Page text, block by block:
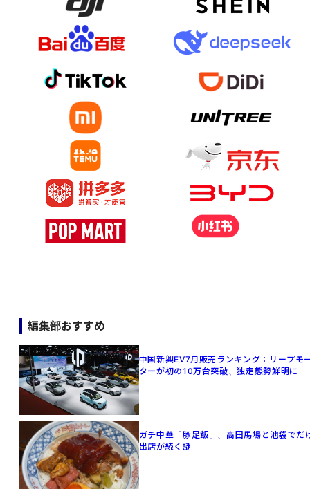
編集部おすすめ
中国新興EV7月販売ランキング：リープモ
ターが初の10万台突破、独走態勢鮮明に
ガチ中華「豚足飯」、高田馬場と池袋でだ
出店が続く謎